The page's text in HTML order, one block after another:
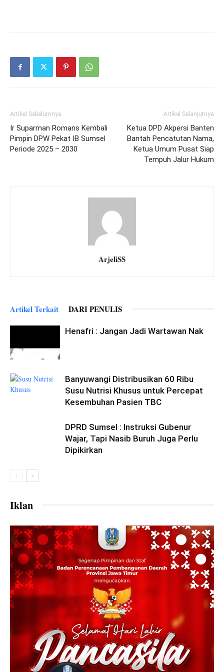
Artikel Sebelumnya
Ir Suparman Romans Kembali
Pimpin DPW Pekat IB Sumsel
Periode 2025 – 2030
Artikel Selanjutnya
Ketua DPD Akpersi Banten
Bantah Pencatutan Nama,
Ketua Umum Pusat Siap
Tempuh Jalur Hukum
ArjeliSS
Artikel Terkait DARI PENULIS
Henafri : Jangan Jadi Wartawan Nak
Banyuwangi Distribusikan 60 Ribu
Susu Nutrisi Khusus untuk Percepat
Kesembuhan Pasien TBC
DPRD Sumsel : Instruksi Gubenur
Wajar, Tapi Nasib Buruh Juga Perlu
Dipikirkan
Iklan